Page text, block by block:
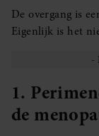
De overgang is
Eigenlijk is het
1.
de